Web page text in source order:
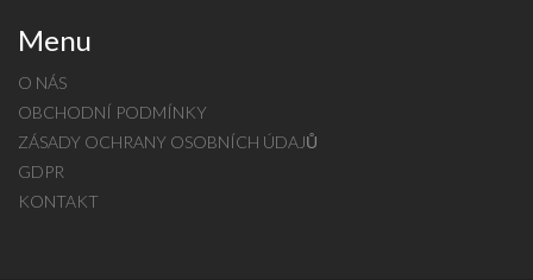
Menu
O NÁS
OBCHODNÍ PODMÍNKY
ZÁSADY OCHRANY OSOBNÍCH ÚDAJŮ
GDPR
KONTAKT